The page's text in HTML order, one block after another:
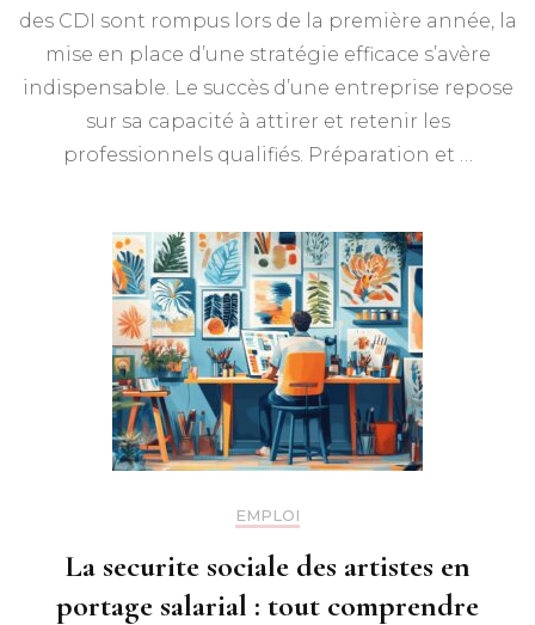
des CDI sont rompus lors de la première année, la
mise en place d’une stratégie efficace s’avère
indispensable. Le succès d’une entreprise repose
sur sa capacité à attirer et retenir les
professionnels qualifiés. Préparation et …
EMPLOI
La securite sociale des artistes en
portage salarial : tout comprendre